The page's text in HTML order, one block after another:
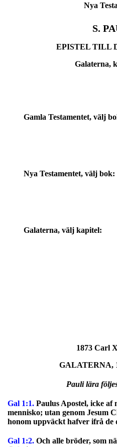
Nya
S.
EPISTEL TILL
Galaterna,
Gamla Testamentet, välj
Nya Testamentet, välj bok:
Galaterna, välj kapitel:
1873 Carl
GALATERNA,
Pauli lära
Gal 1:1. Paulus Apostel, icke af
mennisko; utan genom Jesum
honom uppväckt hafver ifrå de
Gal 1:2. Och alle bröder, som